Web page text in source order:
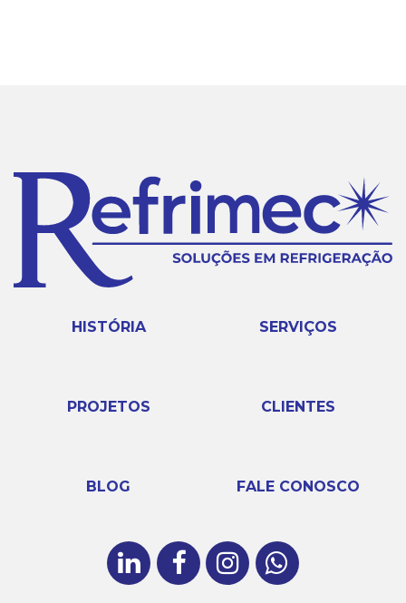
HISTÓRIA SERVIÇOS
PROJETOS CLIENTES
BLOG FALE CONOSCO